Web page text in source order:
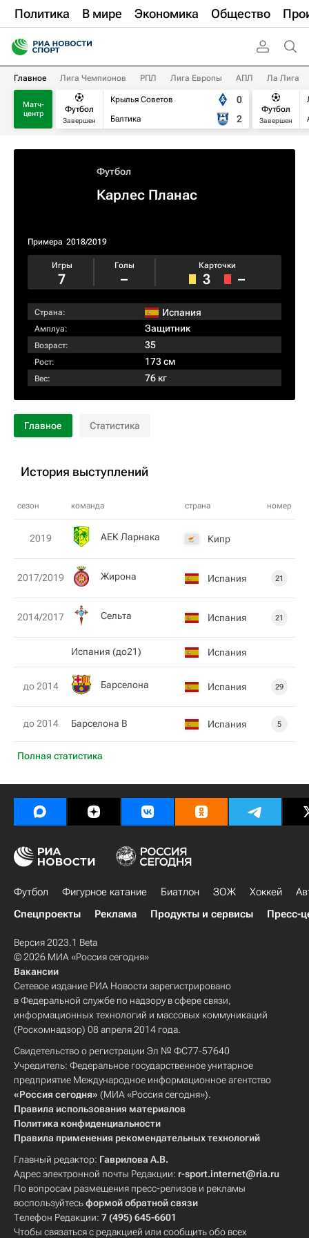
Политика В мире Экономика Общество
Главное Лига Чемпионов РПЛ Лига Европы АПЛ Ла Лига
Матч-
центр
Футбол
Завершен
Крылья Советов
Балтика
0
2
Футбол
Завершен
Футбол
Карлес Планас
Примера 2018/2019
Игры
7
Голы
–
Карточки
3 –
Страна: Испания
Амплуа: Защитник
Возраст: 35
Рост: 173 см
Вес: 76 кг
Главное Статистика
История выступлений
сезон команда страна номер
Полная статистика
2019 АЕК Ларнака Кипр
2017/2019 Жирона Испания 21
2014/2017 Сельта Испания 21
Испания (до21) Испания
до 2014 Барселона Испания 29
до 2014 Барселона В Испания 5
Футбол Фигурное катание Биатлон ЗОЖ Хоккей
Спецпроекты
Реклама Продукты и сервисы Пресс-
Версия 2023.1 Beta
© 2026 МИА «Россия сегодня»
Вакансии
Сетевое издание РИА Новости зарегистрировано
в Федеральной службе по надзору в сфере связи,
информационных технологий и массовых коммуникаций
(Роскомнадзор) 08 апреля 2014 года.
Свидетельство о регистрации Эл № ФС77-57640
Учредитель: Федеральное государственное унитарное
предприятие Международное информационное агентство
«Россия сегодня» (МИА «Россия сегодня»).
Правила использования материалов
Политика конфиденциальности
Правила применения рекомендательных технологий
Главный редактор: Гаврилова А.В.
Адрес электронной почты Редакции: r-sport.internet@ria.ru
По вопросам размещения пресс-релизов и рекламы
воспользуйтесьформой обратной связи
Телефон Редакции: 7 (495) 645-6601
Чтобы связаться с редакцией или сообщить обо всех